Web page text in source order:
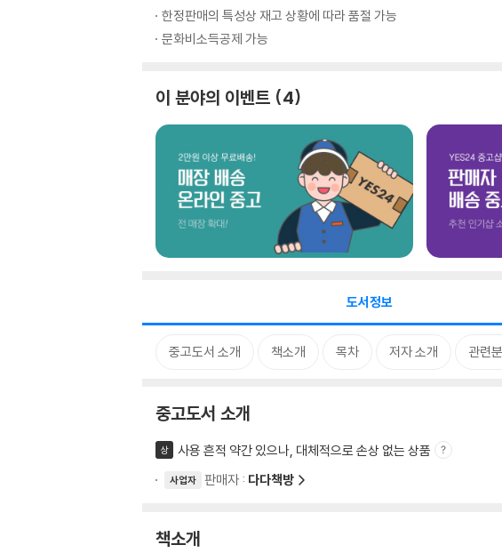
한정판매의 특성상 재고 상황에 따라 품절 가능
문화비소득공제 가능
이 분야의 이벤트 4
도서정보
중고도서 소개 책소개 목차 저자 소개 관련
중고도서 소개
상 사용 흔적 약간 있으나, 대체적으로 손상 없는 상품
사업자 판매자 : 다다책방
책소개